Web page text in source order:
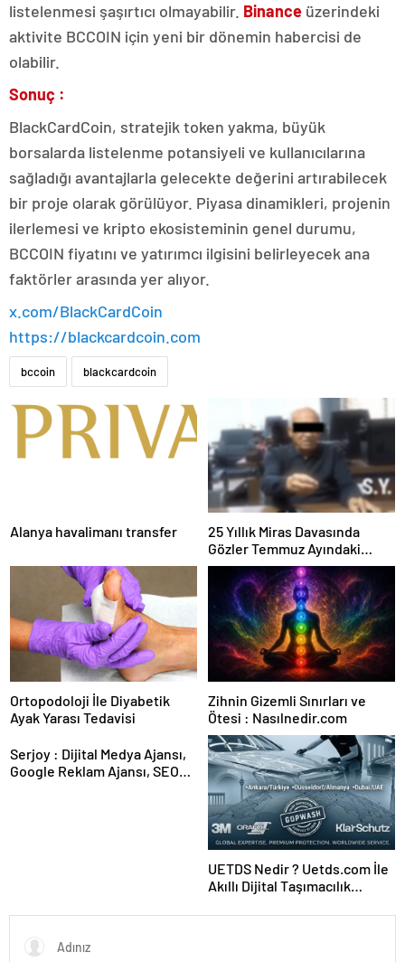
listelenmesi şaşırtıcı olmayabilir. Binance üzerindeki
aktivite BCCOIN için yeni bir dönemin habercisi de
olabilir.
Sonuç :
BlackCardCoin, stratejik token yakma, büyük
borsalarda listelenme potansiyeli ve kullanıcılarına
sağladığı avantajlarla gelecekte değerini artırabilecek
bir proje olarak görülüyor. Piyasa dinamikleri, projenin
ilerlemesi ve kripto ekosisteminin genel durumu,
BCCOIN fiyatını ve yatırımcı ilgisini belirleyecek ana
faktörler arasında yer alıyor.
x.com/BlackCardCoin
https://blackcardcoin.com
bccoin blackcardcoin
Alanya havalimanı transfer
25 Yıllık Miras Davasında
Gözler Temmuz Ayındaki
Karar Duruşmasına Çevrildi
Ortopodoloji İle Diyabetik
Ayak Yarası Tedavisi
Zihnin Gizemli Sınırları ve
Ötesi : Nasılnedir.com
Serjoy : Dijital Medya Ajansı,
Google Reklam Ajansı, SEO
UETDS Nedir ? Uetds.com İle
Akıllı Dijital Taşımacılık